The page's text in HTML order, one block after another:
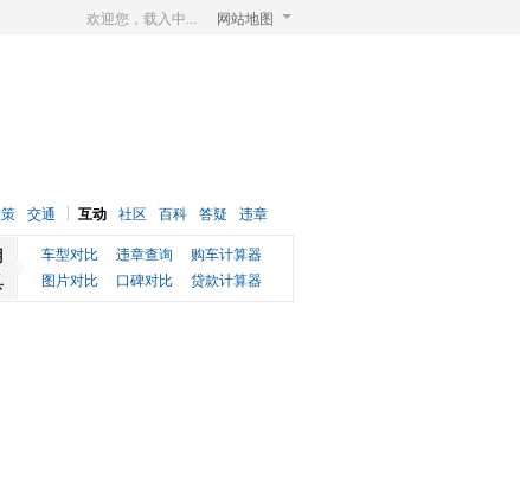
网站地图
欢迎您，载入中...
交通 互动 社区 百科 答疑 违章
车型对比 违章查询
购车计算器
图片对比
口碑对比 贷款计算器